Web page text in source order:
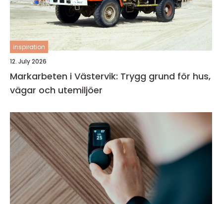
inspiration
12. July 2026
Markarbeten i Västervik: Trygg grund för hus,
vägar och utemiljöer